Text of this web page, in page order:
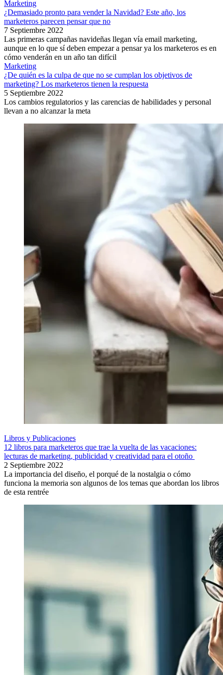
Marketing
¿Demasiado pronto para vender la Navidad? Este año, los
marketeros parecen pensar que no
7 Septiembre 2022
Las primeras campañas navideñas llegan vía email marketing,
aunque en lo que sí deben empezar a pensar ya los marketeros es en
cómo venderán en un año tan difícil
Marketing
¿De quién es la culpa de que no se cumplan los objetivos de
marketing? Los marketeros tienen la respuesta
5 Septiembre 2022
Los cambios regulatorios y las carencias de habilidades y personal
llevan a no alcanzar la meta
Libros y Publicaciones
12 libros para marketeros que trae la vuelta de las vacaciones:
lecturas de marketing, publicidad y creatividad para el otoño
2 Septiembre 2022
La importancia del diseño, el porqué de la nostalgia o cómo
funciona la memoria son algunos de los temas que abordan los libros
de esta rentrée